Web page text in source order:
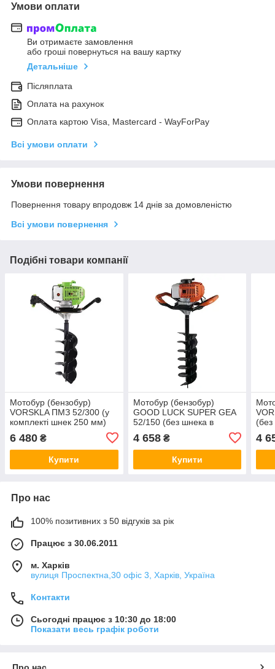
Умови оплати
Ви отримаєте замовлення
або гроші повернуться на вашу картку
Детальніше
Післяплата
Оплата на рахунок
Оплата картою Visa, Mastercard - WayForPay
Всі умови оплати
Умови повернення
Повернення товару впродовж 14 днів за домовленістю
Всі умови повернення
Подібні товари компанії
Мотобур (бензобур)
VORSKLA ПМЗ 52/300 (у
комплекті шнек 250 мм)
6 480 ₴
Купити
Мотобур (бензобур)
GOOD LUCK SUPER GEA
52/150 (без шнека в
4 658₴
Купити
(без
4
Про нас
100% позитивних з 50 відгуків за рік
Працює з 30.06.2011
м. Харків
вулиця Проспектна,30 офіс 3, Харків, Україна
Контакти
Сьогодні працює з 10:30 до 18:00
Показати весь графік роботи